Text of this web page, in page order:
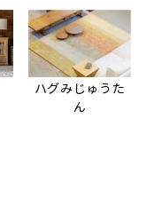
ハグみじゅうた
ん